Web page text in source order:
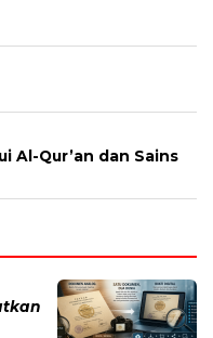
Al-Qur’an dan Sains